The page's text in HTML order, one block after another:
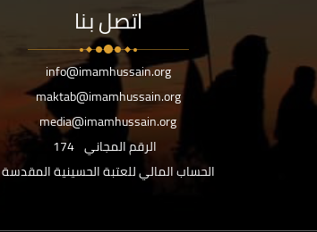
اتصل بنا
info@imamhussain.org
maktab@imamhussain.org
media@imamhussain.org
الرقم المجاني 174
الحساب المالي للعتبة الحسينية المقدسة